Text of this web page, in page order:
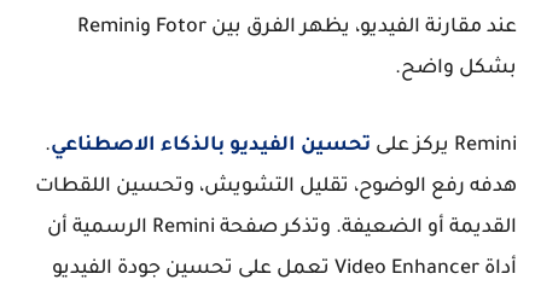
عند مقارنة الفيديو، يظهر الفرق بين Fotor وRemini
بشكل واضح.
Remini يركز على تحسين الفيديو بالذكاء الاصطناعي.
هدفه رفع الوضوح، تقليل التشويش، وتحسين اللقطات
القديمة أو الضعيفة. وتذكر صفحة Remini الرسمية أن
أداة Video Enhancer تعمل على تحسين جودة الفيديو